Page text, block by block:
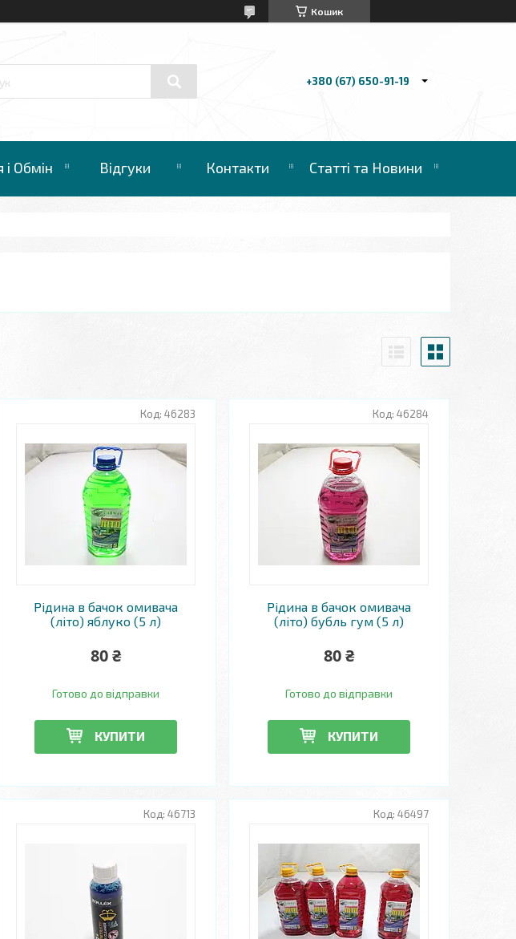
Кошик
+380 (67) 650-91-19
Обмін Відгуки Контакти Статті та Новини
46283
Рідина в бачок омивача
(літо) яблуко (5 л)
80 ₴
Готово до відправки
КУПИТИ
46284
Рідина в бачок омивача
(літо) бубль гум (5 л)
80 ₴
Готово до відправки
КУПИТИ
46713 46497